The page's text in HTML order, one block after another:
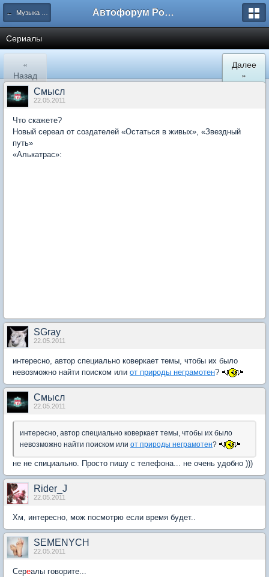
← Музыка и кино Автофорум Ростова-на-Дону
Сериалы
«
Назад
Далее
»
Смысл
22.05.2011
Что скажете?
Новый сереал от создателей «Остаться в живых», «Звездный
путь»
«Алькатрас»:
SGray
22.05.2011
интересно, автор специально коверкает темы, чтобы их было
невозможно найти поиском или от природы неграмотен?
Смысл
22.05.2011
интересно, автор специально коверкает темы, чтобы их было
невозможно найти поиском или от природы неграмотен?
не не спициально. Просто пишу с телефона... не очень удобно )))
Rider_J
22.05.2011
Хм, интересно, мож посмотрю если время будет..
SEMENYCH
22.05.2011
Сереалы говорите...